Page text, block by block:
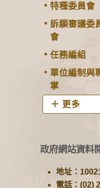
特種委員會
訴願審議委
會
任務編組
單位編制與
掌
更多
政府網站資料
地址：
電話：(02)